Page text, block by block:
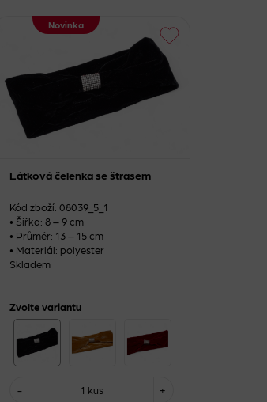
Novinka
Látková čelenka se štrasem
Kód zboží: 08039_5_1
• Šířka: 8 – 9 cm
• Průměr: 13 – 15 cm
• Materiál: polyester
Skladem
Zvolte variantu
- +
1 kus